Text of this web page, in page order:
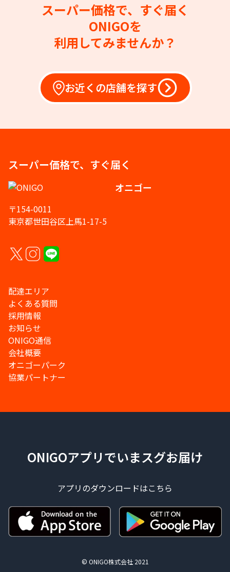
スーパー価格で、すぐ届く
ONIGOを
利用してみませんか？
お近くの店舗を探す
スーパー価格で、すぐ届く
オニゴー
〒154-0011
東京都世田谷区上馬1-17-5
配達エリア
よくある質問
採用情報
お知らせ
ONIGO通信
会社概要
オニゴーパーク
協業パートナー
ONIGOアプリでいまスグお届け
アプリのダウンロードはこちら
© ONIGO株式会社 2021